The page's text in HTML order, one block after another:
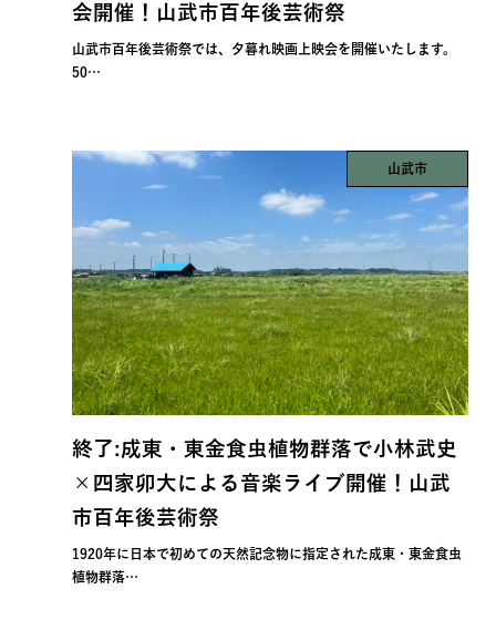
会開催！山武市百年後芸術祭
山武市百年後芸術祭では、夕暮れ映画上映会を開催いたします。
50…
山武市
終了:成東・東金食虫植物群落で小林武史
×四家卯大による音楽ライブ開催！山武
市百年後芸術祭
1920年に日本で初めての天然記念物に指定された成東・東金食虫
植物群落…